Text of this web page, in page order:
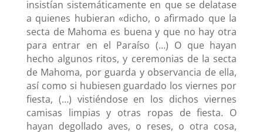
insistían sistemáticamente en que se delatase
a quienes hubieran «dicho, o afirmado que la
secta de Mahoma es buena y que no hay otra
para entrar en el Paraíso (…) O que hayan
hecho algunos ritos, y ceremonias de la secta
de Mahoma, por guarda y observancia de ella,
así como si hubiesen guardado los viernes por
fiesta, (…) vistiéndose en los dichos viernes
camisas limpias y otras ropas de fiesta. O
hayan degollado aves, o reses, o otra cosa,